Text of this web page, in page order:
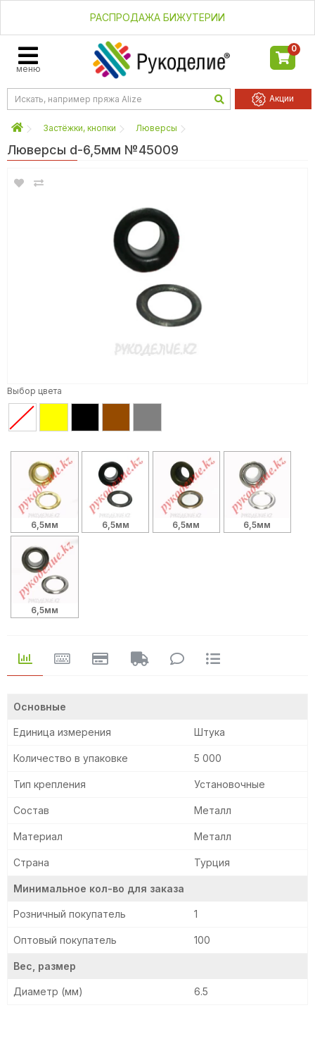
РАСПРОДАЖА БИЖУТЕРИИ
меню
0
Акции
Застёжки, кнопки Люверсы
Люверсы d-6,5мм №45009
Основные
Единица измерения Штука
Количество в упаковке 5 000
Тип крепления Установочные
Состав Металл
Материал Металл
Страна Турция
Минимальное кол-во для заказа
Розничный покупатель 1
Оптовый покупатель 100
Вес, размер
Диаметр (мм) 6.5
Выбор цвета
6,5мм 6,5мм 6,5мм 6,5мм
6,5мм